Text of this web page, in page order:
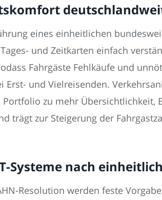
eines einheitlichen
und Zeitkarten einfach
Fahrgäste Fehlkäufe und
Erst- und Vielreisenden.
zu mehr Übersichtlichkeit,
trägt zur Steigerung der
Systeme nach
Resolution werden feste